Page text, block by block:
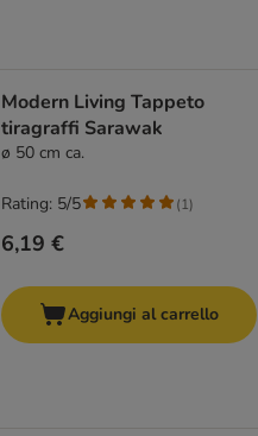
Modern Living Tappeto
tiragraffi Sarawak
ø 50 cm ca.
6,19 €
Rating: 5/5 (1)
Aggiungi al carrello